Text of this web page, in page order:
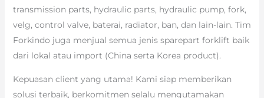
transmission parts, hydraulic parts, hydraulic pump, fork,
velg, control valve, baterai, radiator, ban, dan lain-lain. Tim
Forkindo juga menjual semua jenis sparepart forklift baik
dari lokal atau import (China serta Korea product).
Kepuasan client yang utama! Kami siap memberikan
solusi terbaik, berkomitmen selalu mengutamakan